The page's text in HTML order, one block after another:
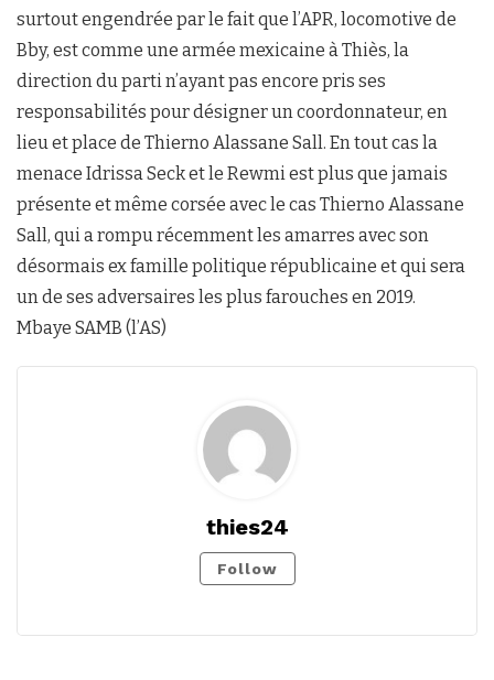
surtout engendrée par le fait que l’APR, locomotive de
Bby, est comme une armée mexicaine à Thiès, la
direction du parti n’ayant pas encore pris ses
responsabilités pour désigner un coordonnateur, en
lieu et place de Thierno Alassane Sall. En tout cas la
menace Idrissa Seck et le Rewmi est plus que jamais
présente et même corsée avec le cas Thierno Alassane
Sall, qui a rompu récemment les amarres avec son
désormais ex famille politique républicaine et qui sera
un de ses adversaires les plus farouches en 2019.
Mbaye SAMB (l’AS)
thies24
Follow